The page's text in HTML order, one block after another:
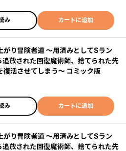
み
カートに追加
がり冒険者道 ～用済みとしてSラン
追放された回復魔術師、捨てられた先
復活させてしまう～ コミック版
み
カートに追加
がり冒険者道 ～用済みとしてSラン
追放された回復魔術師、捨てられた先